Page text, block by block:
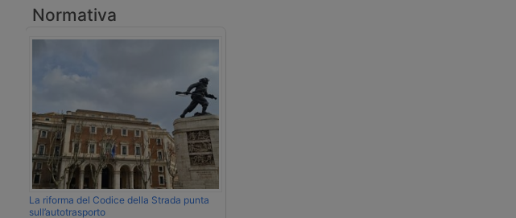
Normativa
La riforma del Codice della Strada punta
sull’autotrasporto